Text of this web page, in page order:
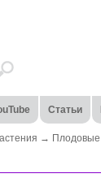
Статьи
→ Плодовые